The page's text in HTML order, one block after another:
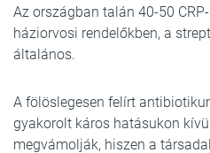
Az országban talán 40-50
háziorvosi rendelőkben, a
általános.
A fölöslegesen felírt
gyakorolt káros hatásukon
megvámolják, hiszen a